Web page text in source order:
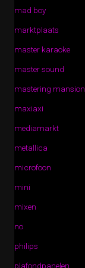
mad boy
marktplaats
master karaoke
master sound
mastering mansion
maxiaxi
mediamarkt
metallica
microfoon
mini
mixen
no
philips
plafondpanelen